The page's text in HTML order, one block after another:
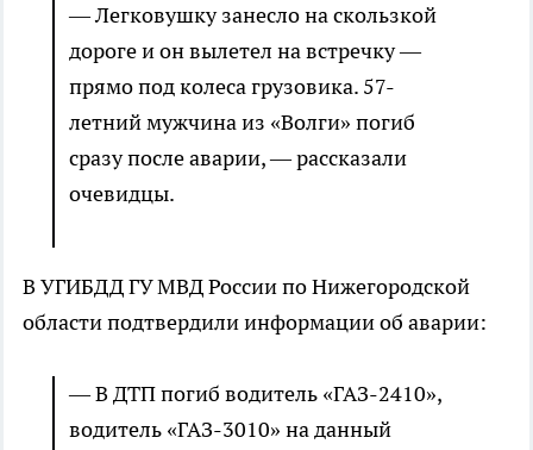
— Легковушку занесло на скользкой
дороге и он вылетел на встречку —
прямо под колеса грузовика. 57-
летний мужчина из «Волги» погиб
сразу после аварии, — рассказали
очевидцы.
В УГИБДД ГУ МВД России по Нижегородской
области подтвердили информации об аварии:
— В ДТП погиб водитель «ГАЗ-2410»,
водитель «ГАЗ-3010» на данный